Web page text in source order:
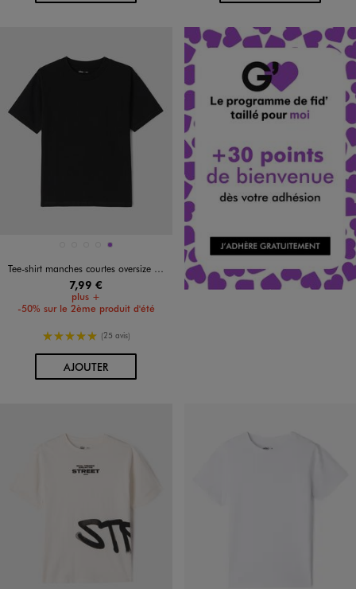
Disponible en 5 coloris
NOIR STANDARD
VERT STANDARD
VIOLET
Tee-shirt manches courtes oversize en coton épais garçon
7,99 €
plus +
-50% sur le 2ème produit d'été
5/5 de moyenne
(25 avis)
AJOUTERAU PANIER